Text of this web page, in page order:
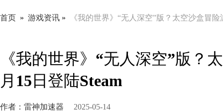
首页 » 游戏资讯 » 《我的世界》“无人深空”版？太空沙盒冒险
《我的世界》“无人深空”版？
月15日登陆Steam
作者：雷神加速器 2025-05-14